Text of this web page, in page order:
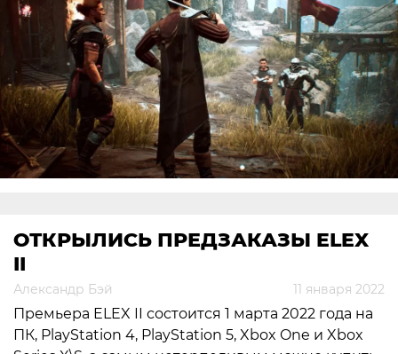
ОТКРЫЛИСЬ ПРЕДЗАКАЗЫ ELEX
II
Александр Бэй 11 января 2022
Премьера ELEX II состоится 1 марта 2022 года на
ПК, PlayStation 4, PlayStation 5, Xbox One и Xbox